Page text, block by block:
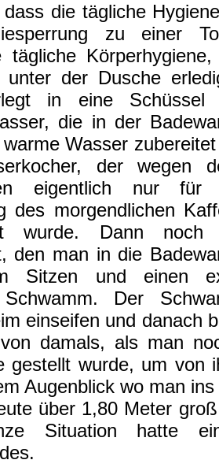
die tägliche
zu einer
tägliche
unter der Dusche
in eine Schüssel
die in der
Wasser
der wegen
eigentlich nur für
des morgendlichen
wurde. Dann noch
den man in die
Sitzen und einen
Der
einseifen und danach
damals, als man
gestellt wurde, um von
Augenblick wo man
über 1,80 Meter
Situation hatte